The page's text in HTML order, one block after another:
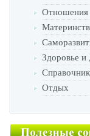
Отношения
Здоровье и
Отдых